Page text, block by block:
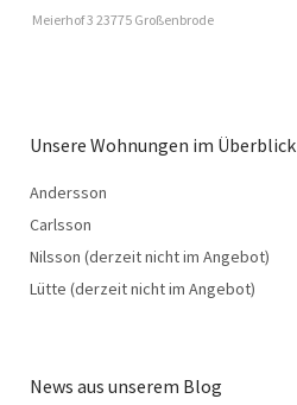
Meierhof 3 23775 Großenbrode
Unsere Wohnungen im Überblick
Andersson
Carlsson
Nilsson (derzeit nicht im Angebot)
Lütte (derzeit nicht im Angebot)
News aus unserem Blog